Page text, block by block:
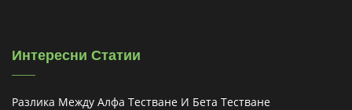
Интересни Статии
Разлика Между Алфа Тестване И Бета Тестване